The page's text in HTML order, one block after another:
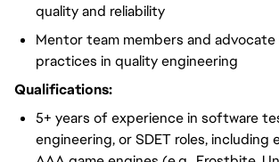
quality and reliability
Mentor team members and
practices in quality engineering
Qualifications:
5+ years of experience in software
engineering, or SDET roles, including